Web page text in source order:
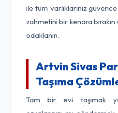
ile tüm varlıklarınız güvence
zahmetini bir kenara
odaklanın.
Artvin Sivas
Taşıma
Tam bir evi taşımak